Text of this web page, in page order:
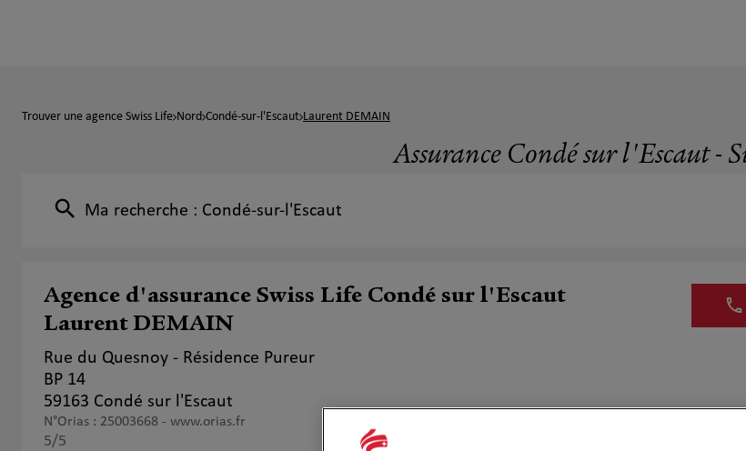
Trouver une agence Swiss Life Nord Condé-sur-l'Escaut Laurent DEMAIN
Assurance Condé sur l'Escaut -
Ma recherche : Condé-sur-l'Escaut
Agence d'assurance Swiss Life Condé sur l'Escaut
Laurent DEMAIN
Rue du Quesnoy - Résidence Pureur
BP 14
59163 Condé sur l'Escaut
N°Orias : 25003668 - www.orias.fr
5/5